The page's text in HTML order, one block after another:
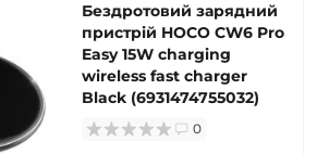
Бездротовий зарядний
пристрій HOCO CW6 Pro
Easy 15W charging
wireless fast charger
Black (6931474755032)
0